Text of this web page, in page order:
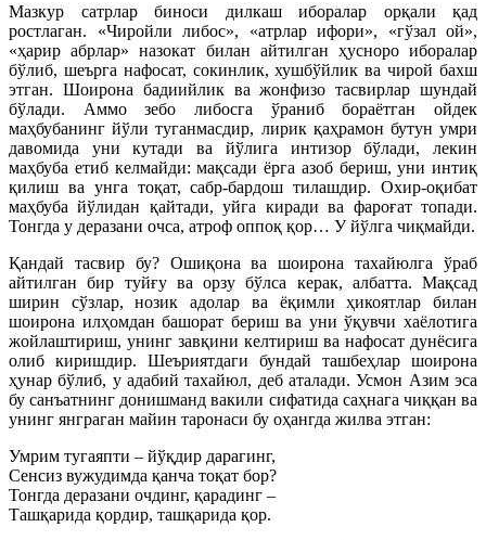
Мазкур сатрлар биноси дилкаш иборалар орқали қад
ростлаган. «Чиройли либос», «атрлар ифори», «гўзал ой»,
«ҳарир абрлар» назокат билан айтилган ҳусноро иборалар
бўлиб, шеърга нафосат, сокинлик, хушбўйлик ва чирой бахш
этган. Шоирона бадиийлик ва жонфизо тасвирлар шундай
бўлади. Аммо зебо либосга ўраниб бораётган ойдек
маҳбубанинг йўли туганмасдир, лирик қаҳрамон бутун умри
давомида уни кутади ва йўлига интизор бўлади, лекин
маҳбуба етиб келмайди: мақсади ёрга азоб бериш, уни интиқ
қилиш ва унга тоқат, сабр-бардош тилашдир. Охир-оқибат
маҳбуба йўлидан қайтади, уйга киради ва фароғат топади.
Тонгда у деразани очса, атроф оппоқ қор… У йўлга чиқмайди.
Қандай тасвир бу? Ошиқона ва шоирона тахайюлга ўраб
айтилган бир туйғу ва орзу бўлса керак, албатта. Мақсад
ширин сўзлар, нозик адолар ва ёқимли ҳикоятлар билан
шоирона илҳомдан башорат бериш ва уни ўқувчи хаёлотига
жойлаштириш, унинг завқини келтириш ва нафосат дунёсига
олиб киришдир. Шеъриятдаги бундай ташбеҳлар шоирона
ҳунар бўлиб, у адабий тахайюл, деб аталади. Усмон Азим эса
бу санъатнинг донишманд вакили сифатида саҳнага чиққан ва
унинг янграган майин таронаси бу оҳангда жилва этган:
Умрим тугаяпти – йўқдир дарагинг,
Сенсиз вужудимда қанча тоқат бор?
Тонгда деразани очдинг, қарадинг –
Ташқарида қордир, ташқарида қор.